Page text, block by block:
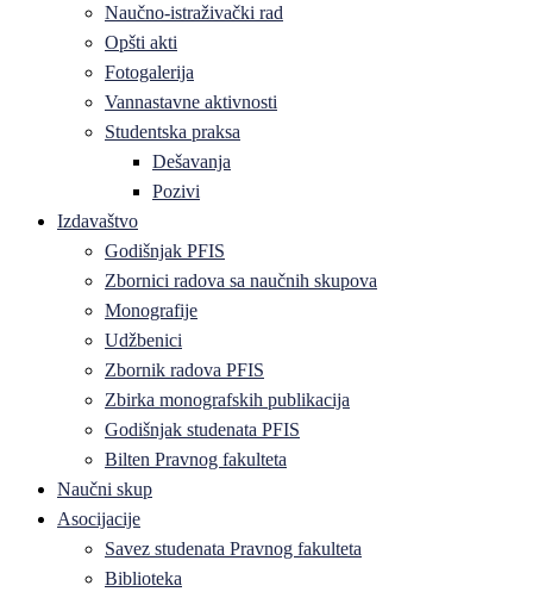
Naučno-istraživački rad
Opšti akti
Fotogalerija
Vannastavne aktivnosti
Studentska praksa
Dešavanja
Pozivi
Izdavaštvo
Godišnjak PFIS
Zbornici radova sa naučnih skupova
Monografije
Udžbenici
Zbornik radova PFIS
Zbirka monografskih publikacija
Godišnjak studenata PFIS
Bilten Pravnog fakulteta
Naučni skup
Asocijacije
Savez studenata Pravnog fakulteta
Biblioteka